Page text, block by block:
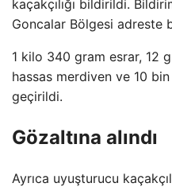
kaçakçılığı bildirildi.
Goncalar Bölgesi adreste
1 kilo 340 gram esrar, 12
hassas merdiven ve 10
geçirildi.
Gözaltına alındı
Ayrıca uyuşturucu